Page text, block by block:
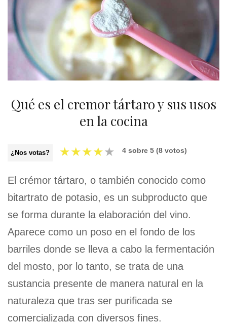
Qué es el cremor tártaro y sus usos
en la cocina
¿Nos votas? ★★★★★ 4 sobre 5 (8 votos)
El crémor tártaro, o también conocido como
bitartrato de potasio, es un subproducto que
se forma durante la elaboración del vino.
Aparece como un poso en el fondo de los
barriles donde se lleva a cabo la fermentación
del mosto, por lo tanto, se trata de una
sustancia presente de manera natural en la
naturaleza que tras ser purificada se
comercializada con diversos fines.